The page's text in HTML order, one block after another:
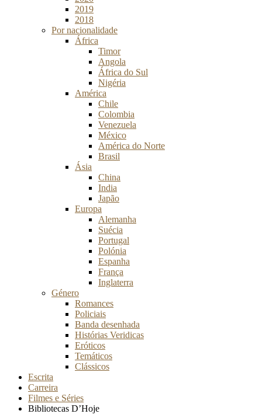
2019
2018
Por nacionalidade
África
Timor
Angola
África do Sul
Nigéria
América
Chile
Colombia
Venezuela
México
América do Norte
Brasil
Ásia
China
India
Japão
Europa
Alemanha
Suécia
Portugal
Polónia
Espanha
França
Inglaterra
Género
Romances
Policiais
Banda desenhada
Histórias Veridicas
Eróticos
Temáticos
Clássicos
Escrita
Carreira
Filmes e Séries
Bibliotecas D’Hoje